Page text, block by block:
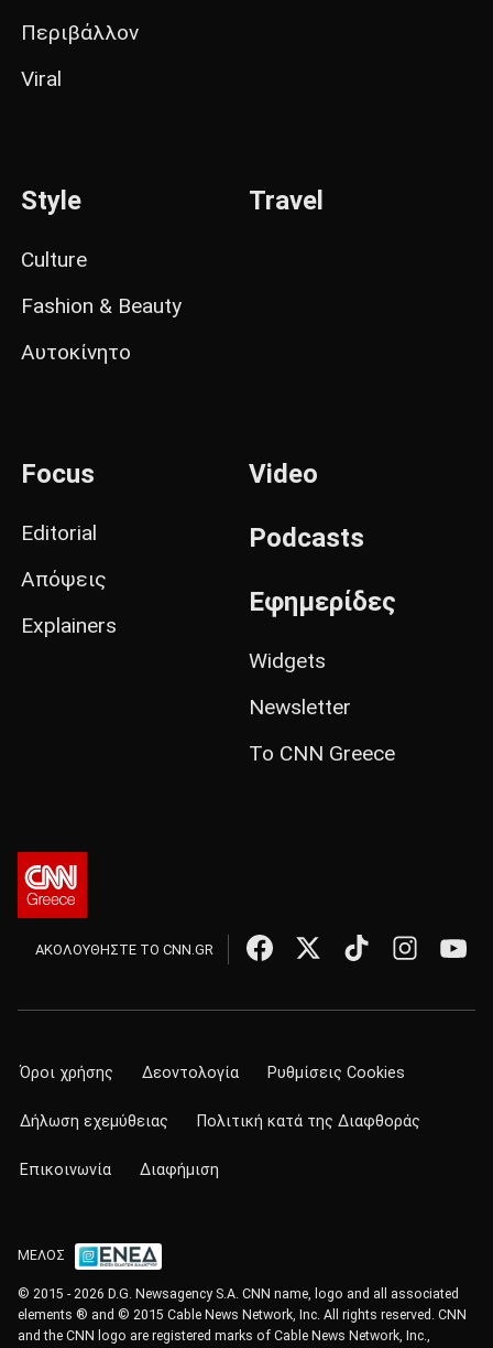
Περιβάλλον
Viral
Style
Culture
Fashion & Beauty
Αυτοκίνητο
Travel
Focus
Editorial
Απόψεις
Explainers
Video
Podcasts
Εφημερίδες
Widgets
Newsletter
Το CNN Greece
ΑΚΟΛΟΥΘΗΣΤΕ ΤΟ CNN.GR
Όροι χρήσης Δεοντολογία Ρυθμίσεις Cookies
Δήλωση εχεμύθειας Πολιτική κατά της Διαφθοράς
Επικοινωνία Διαφήμιση
ΜΕΛΟΣ
© 2015 - 2026 D.G. Newsagency S.A. CNN name, logo and all associated
elements ® and © 2015 Cable News Network, Inc. All rights reserved. CNN
and the CNN logo are registered marks of Cable News Network, Inc.,